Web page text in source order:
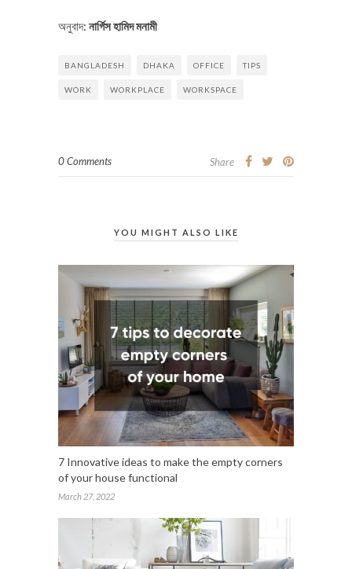
অনুবাদ: নার্গিস হামিদ মনামী
BANGLADESH DHAKA OFFICE TIPS
WORK WORKPLACE WORKSPACE
0 Comments Share
YOU MIGHT ALSO LIKE
7 Innovative ideas to make the empty corners
of your house functional
March 27, 2022